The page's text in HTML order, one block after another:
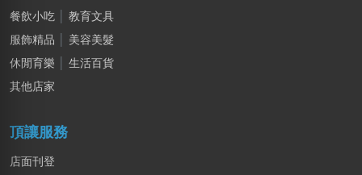
高雄市｜預算 30萬~50萬元
陳X姐
台南市｜預算 10萬元以下
桃園市｜預算 10萬~30萬元
餐飲小吃
教育文具
服飾精品
美容美髮
休閒育樂
生活百貨
其他店家
頂讓服務
店面刊登